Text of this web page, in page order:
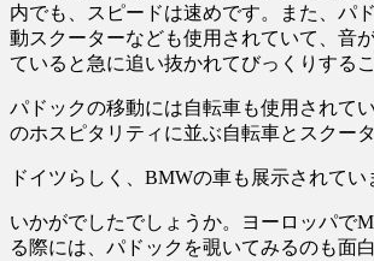
内でも、スピードは速めです。また、パ
動スクーターなども使用されていて、音
ていると急に追い抜かれてびっくりするこ
パドックの移動には自転車も使用されて
のホスピタリティに並ぶ自転車とスクータ
ドイツらしく、BMWの車も展示されてい
いかがでしたでしょうか。ヨーロッパで
る際には、パドックを覗いてみるのも面